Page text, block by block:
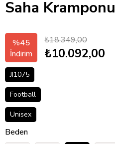
Saha Kramponu
%45
İndirim
₺18.349,00
₺10.092,00
JI1075
Football
Unisex
Beden